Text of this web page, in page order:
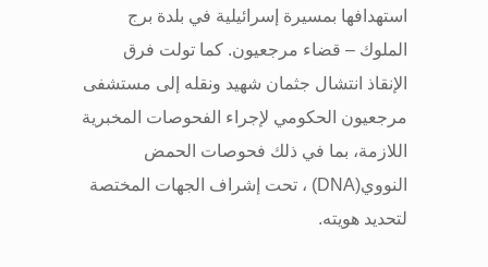
استهدافها بمسيرة إسرائيلية في بلدة برج
الملوك – قضاء مرجعيون. كما تولت فرق
الإنقاذ انتشال جثمان شهيد ونقله إلى مستشفى
مرجعيون الحكومي لإجراء الفحوصات المخبرية
اللازمة، بما في ذلك فحوصات الحمض
النووي(DNA) ، تحت إشراف الجهات المختصة
لتحديد هويته.